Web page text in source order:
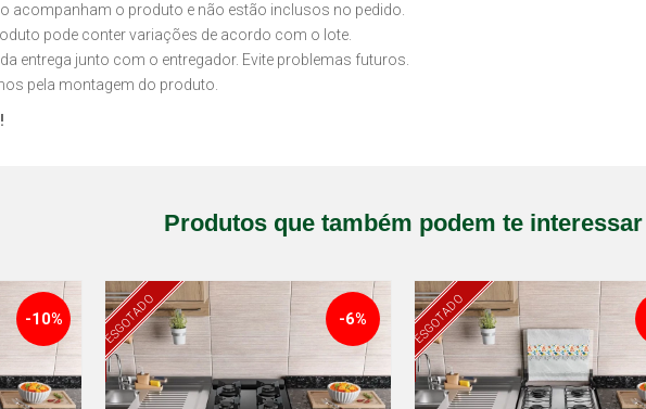
acompanham o produto e não estão inclusos no pedido.
pode conter variações de acordo com o lote.
entrega junto com o entregador. Evite problemas futuros.
pela montagem do produto.
Produtos que também podem te interessar
-10% ESGOTADO -6% ESGOTADO